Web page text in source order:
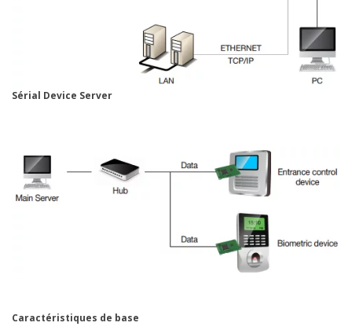
Sérial Device Server
Caractéristiques de base